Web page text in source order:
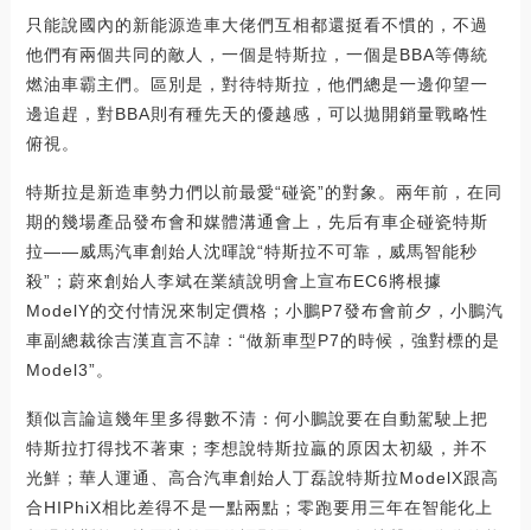
只能說國內的新能源造車大佬們互相都還挺看不慣的，不過
他們有兩個共同的敵人，一個是特斯拉，一個是BBA等傳統
燃油車霸主們。區別是，對待特斯拉，他們總是一邊仰望一
邊追趕，對BBA則有種先天的優越感，可以拋開銷量戰略性
俯視。
特斯拉是新造車勢力們以前最愛“碰瓷”的對象。兩年前，在同
期的幾場產品發布會和媒體溝通會上，先后有車企碰瓷特斯
拉——威馬汽車創始人沈暉說“特斯拉不可靠，威馬智能秒
殺”；蔚來創始人李斌在業績說明會上宣布EC6將根據
ModelY的交付情況來制定價格；小鵬P7發布會前夕，小鵬汽
車副總裁徐吉漢直言不諱：“做新車型P7的時候，強對標的是
Model3”。
類似言論這幾年里多得數不清：何小鵬說要在自動駕駛上把
特斯拉打得找不著東；李想說特斯拉贏的原因太初級，并不
光鮮；華人運通、高合汽車創始人丁磊說特斯拉ModelX跟高
合HIPhiX相比差得不是一點兩點；零跑要用三年在智能化上